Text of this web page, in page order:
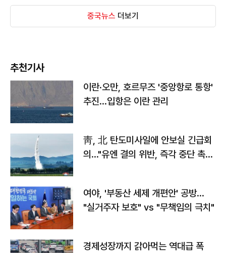
중국뉴스 더보기
추천기사
이란·오만, 호르무즈 '중앙항로 통항'
추진…입항은 이란 관리
靑, 北 탄도미사일에 안보실 긴급회
의…"유엔 결의 위반, 즉각 중단 촉
여야, '부동산 세제 개편안' 공방…
"실거주자 보호" vs "무책임의 극치"
경제성장까지 갉아먹는 역대급 폭